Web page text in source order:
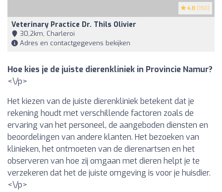
4.8 (150)
Veterinary Practice Dr. Thils Olivier
30,2km, Charleroi
Adres en contactgegevens bekijken
Hoe kies je de juiste dierenkliniek in Provincie Namur?
<\/p>
Het kiezen van de juiste dierenkliniek betekent dat je
rekening houdt met verschillende factoren zoals de
ervaring van het personeel, de aangeboden diensten en
beoordelingen van andere klanten. Het bezoeken van
klinieken, het ontmoeten van de dierenartsen en het
observeren van hoe zij omgaan met dieren helpt je te
verzekeren dat het de juiste omgeving is voor je huisdier.
<\/p>